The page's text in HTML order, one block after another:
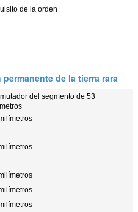
de la orden
de la tierra rara
del segmento de 53